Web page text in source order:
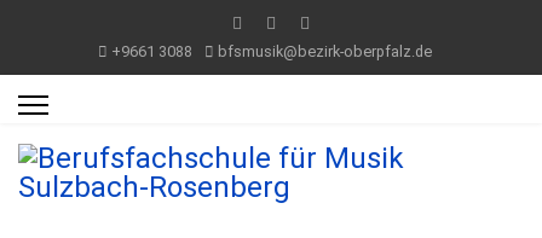
+9661 3088 bfsmusik@bezirk-oberpfalz.de